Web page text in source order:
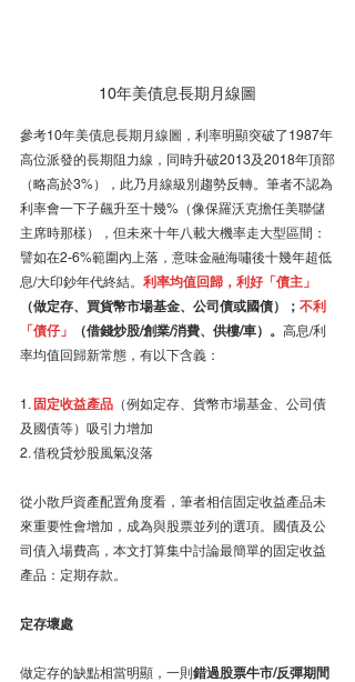
10年美債息長期月線圖
參考10年美債息長期月線圖，利率明顯突破了1987年
高位派發的長期阻力線，同時升破2013及2018年頂部
（略高於3%），此乃月線級別趨勢反轉。筆者不認為
利率會一下子飆升至十幾%（像保羅沃克擔任美聯儲
主席時那樣），但未來十年八載大機率走大型區間：
譬如在2-6%範圍內上落，意味金融海嘯後十幾年超低
息/大印鈔年代終結。 利率均值回歸，利好「債主」
（做定存、買貨幣市場基金、公司債或國債）； 不利
「債仔」
（借錢炒股/創業/消費、供樓/車）。 高息/利
率均值回歸新常態，有以下含義：
1. 固定收益產品 （例如定存、貨幣市場基金、公司債
及國債等）吸引力增加
2. 借稅貸炒股風氣沒落
從小散戶資產配置角度看，筆者相信固定收益產品未
來重要性會增加，成為與股票並列的選項。國債及公
司債入場費高，本文打算集中討論最簡單的固定收益
產品：定期存款。
定存壞處
做定存的缺點相當明顯，一則錯過股票牛市/反彈期間